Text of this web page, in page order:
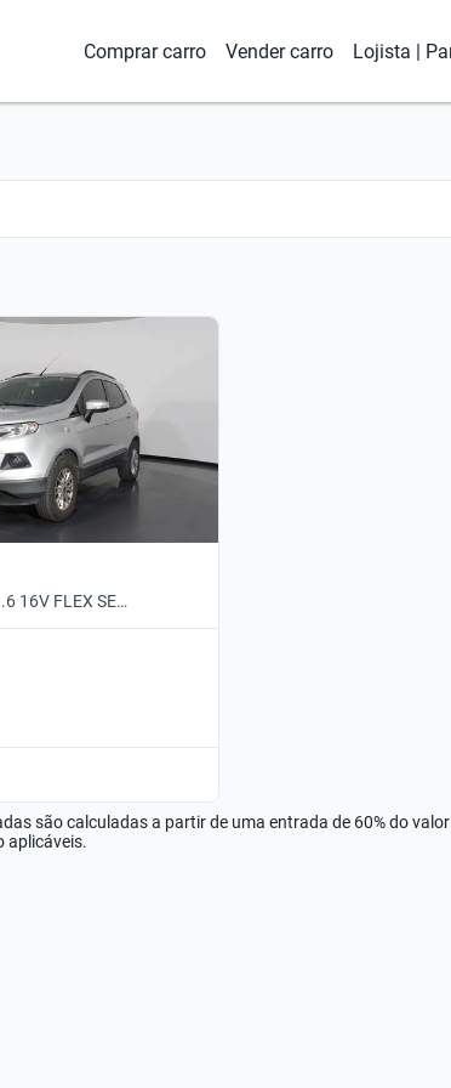
Comprar carro Vender carro Lojista |
16V FLEX SE
são calculadas a partir de uma entrada de 60% do
aplicáveis.